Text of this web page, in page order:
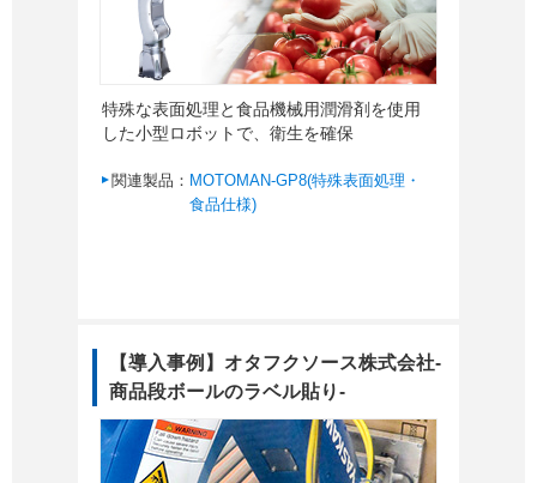
特殊な表面処理と食品機械用潤滑剤を使用
した小型ロボットで、衛生を確保
関連製品： MOTOMAN-GP8(特殊表面処理・
食品仕様)
【導入事例】オタフクソース株式会社-
商品段ボールのラベル貼り-